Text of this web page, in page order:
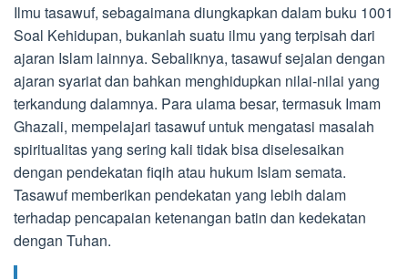
Ilmu tasawuf, sebagaimana diungkapkan dalam buku 1001
Soal Kehidupan, bukanlah suatu ilmu yang terpisah dari
ajaran Islam lainnya. Sebaliknya, tasawuf sejalan dengan
ajaran syariat dan bahkan menghidupkan nilai-nilai yang
terkandung dalamnya. Para ulama besar, termasuk Imam
Ghazali, mempelajari tasawuf untuk mengatasi masalah
spiritualitas yang sering kali tidak bisa diselesaikan
dengan pendekatan fiqih atau hukum Islam semata.
Tasawuf memberikan pendekatan yang lebih dalam
terhadap pencapaian ketenangan batin dan kedekatan
dengan Tuhan.